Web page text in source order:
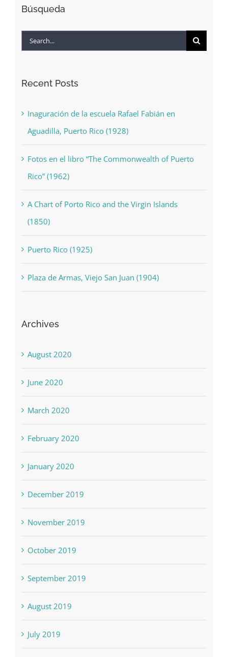
Búsqueda
Search
Recent Posts
Inaguración de la escuela Rafael Fabián en
Aguadilla, Puerto Rico (1928)
Fotos en el libro “The Commonwealth of Puerto
Rico” (1962)
A Chart of Porto Rico and the Virgin Islands
(1850)
Puerto Rico (1925)
Plaza de Armas, Viejo San Juan (1904)
Archives
August 2020
June 2020
March 2020
February 2020
January 2020
December 2019
November 2019
October 2019
September 2019
August 2019
July 2019